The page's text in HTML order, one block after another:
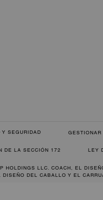
Y SEGURIDAD GESTIONAR
DE LA SECCIÓN 172 LEY
HOLDINGS LLC. COACH, EL
DISEÑO DEL CABALLO Y EL